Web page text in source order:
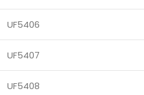
UF5406
UF5407
UF5408